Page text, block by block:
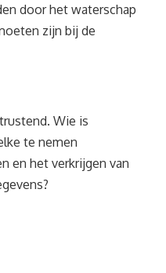
door het waterschap
zijn bij de
Wie is
te nemen
en het verkrijgen van